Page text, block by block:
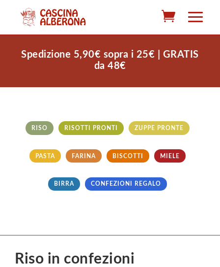
Spedizione 5,90€ sopra i 25€ | GRATIS
da 48€
RISO RISOTTI PRONTI ZUPPE PRONTE
PASTA FARINA BISCOTTI MIELE
BIRRA CONFEZIONI REGALO
Riso in confezioni